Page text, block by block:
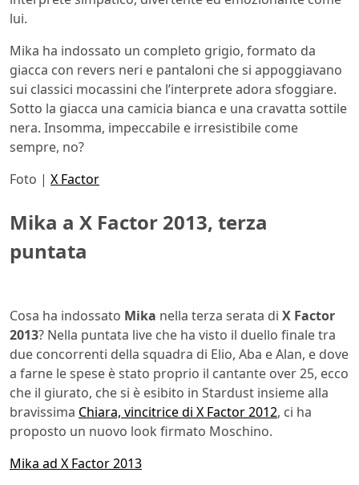
lui.
Mika ha indossato un completo grigio, formato da
giacca con revers neri e pantaloni che si appoggiavano
sui classici mocassini che l’interprete adora sfoggiare.
Sotto la giacca una camicia bianca e una cravatta sottile
nera. Insomma, impeccabile e irresistibile come
sempre, no?
Foto | X Factor
Mika a X Factor 2013, terza
puntata
Cosa ha indossato Mika nella terza serata di X Factor
2013? Nella puntata live che ha visto il duello finale tra
due concorrenti della squadra di Elio, Aba e Alan, e dove
a farne le spese è stato proprio il cantante over 25, ecco
che il giurato, che si è esibito in Stardust insieme alla
bravissima Chiara, vincitrice di X Factor 2012, ci ha
proposto un nuovo look firmato Moschino.
Mika ad X Factor 2013